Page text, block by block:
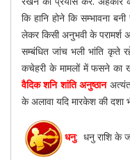
कि हानि होने कि सम्भावना
लेकर किसी अनुभवी के परामर्श
सम्बंधित जांच भली भांति कृते
कचेहरी के मामलों में फसने का
वैदिक शनि शांति अनुष्ठानअत्यंत
के अलावा यदि मारकेश की दशा
धनु: धनु राशि के